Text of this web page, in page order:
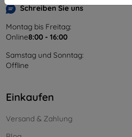
Schreiben Sie uns
Montag bis Freitag:
Online8:00 - 16:00
Samstag und Sonntag:
Offline
Einkaufen
Versand & Zahlung